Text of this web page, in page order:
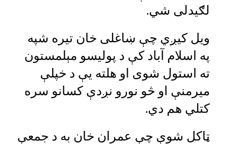
لګیدلی شي.
ویل کیږي چې ښاغلی خان تیره شپه
په اسلام آباد کې د پولیسو مېلمستون
ته استول شوی او هلته یې د خپلې
میرمنې او څو نورو نږدې کسانو سره
کتلي هم دي.
ټاکل شوې چې عمران خان به د جمعې